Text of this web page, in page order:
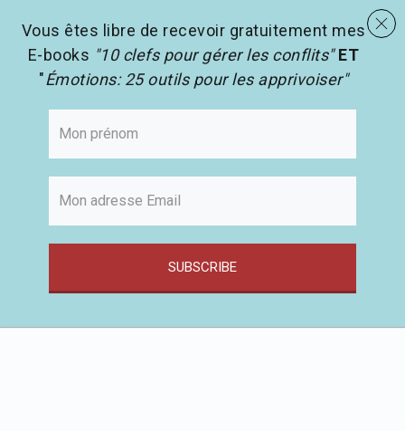
menu Les activités en pédagogie search
Vous êtes libre de recevoir gratuitement mes
E-books "10 clefs pour gérer les conflits" ET
"Émotions: 25 outils pour les apprivoiser"
SUBSCRIBE